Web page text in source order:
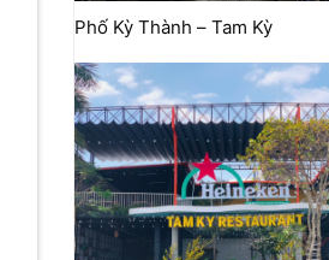
Phố Kỳ Thành – Tam Kỳ